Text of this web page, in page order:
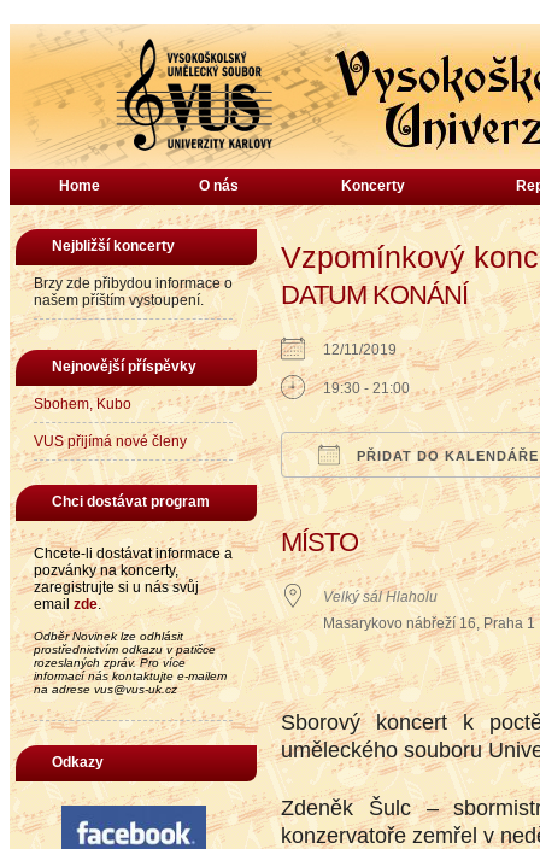
Home O nás Koncerty
Nejbližší koncerty
Brzy zde přibydou informace o
našem příštím vystoupení.
Nejnovější příspěvky
Sbohem, Kubo
VUS přijímá nové členy
Chci dostávat program
Chcete-li dostávat informace a
pozvánky na koncerty,
zaregistrujte si u nás svůj
email zde.
Odběr Novinek lze odhlásit
prostřednictvím odkazu v patičce
rozeslaných zpráv. Pro více
informací nás kontaktujte e-mailem
na adrese vus@vus-uk.cz
Odkazy
Vzpomínkový
DATUM KONÁNÍ
12/11/2019
19:30 - 21:00
PŘIDAT DO KALENDÁŘE
Download ICSGoogle Calendar
iCalendarOffice
MÍSTO
Velký sál Hlaholu
Masarykovo nábřeží 16, Praha 1
Sborový koncert k
uměleckého souboru
Zdeněk Šulc –
konzervatoře zemřel v